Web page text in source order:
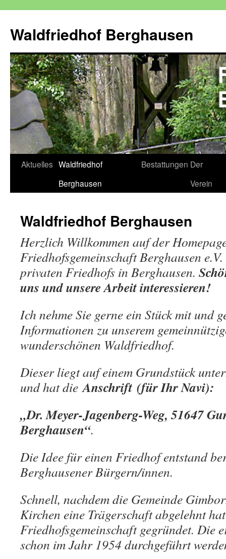
springen
Waldfriedhof Berghausen
Aktuelles Waldfriedhof
Berghausen
Bestattungen Der
Verein
Waldfriedhof Berghausen
Herzlich Willkommen auf der
Friedhofsgemeinschaft Berghausen
privaten Friedhofs in Berghausen.
uns und unsere Arbeit interessieren!
Ich nehme Sie gerne ein Stück mit und
Informationen zu unserem
wunderschönen Waldfriedhof.
Dieser liegt auf einem Grundstück
und hat dieAnschrift (für Ihr Navi):
„Dr. Meyer-Jagenberg-Weg, 51647
Berghausen“.
Die Idee für einen Friedhof entstand
Berghausener Bürgern/innen.
Schnell, nachdem die Gemeinde
Kirchen eine Trägerschaft abgelehnt
Friedhofsgemeinschaft gegründet. Die
schon im Jahr 1954 durchgeführt